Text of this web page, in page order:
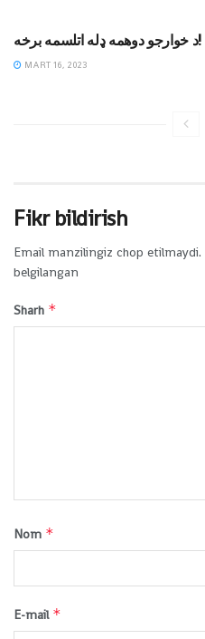
د خوارجو دوهمه ډله اتلسمه برخه!
MART 16, 2023
Fikr bildirish
Email manzilingiz chop etilmaydi.
belgilangan
Sharh *
Nom *
E-mail *